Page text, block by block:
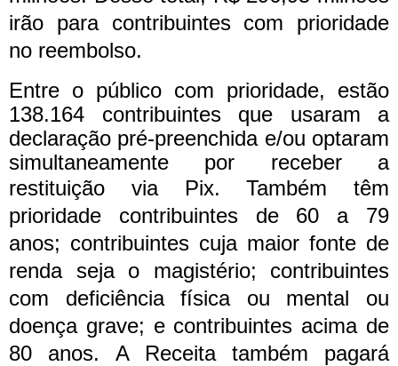
irão para contribuintes com prioridade
no reembolso.
Entre o público com prioridade, estão
138.164 contribuintes que usaram a
declaração pré-preenchida e/ou optaram
simultaneamente por receber a
restituição via Pix.Também têm
prioridade contribuintes de 60 a 79
anos; contribuintes cuja maior fonte de
renda seja o magistério; contribuintes
com deficiência física ou mental ou
doença grave; e contribuintes acima de
80 anos. A Receita também pagará